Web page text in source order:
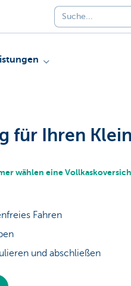
für Ihren
wählen eine
Fahren
und abschließen